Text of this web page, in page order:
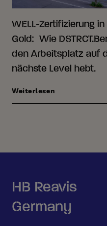
WELL-Zertifizierung in
Gold: Wie
den Arbeitsplatz auf
nächste Level hebt.
Weiterlesen
HB Reavis
Germany